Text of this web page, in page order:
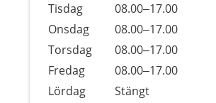
Tisdag
08.00–17.00
Onsdag
08.00–17.00
Torsdag
08.00–17.00
Fredag
08.00–17.00
Lördag
Stängt